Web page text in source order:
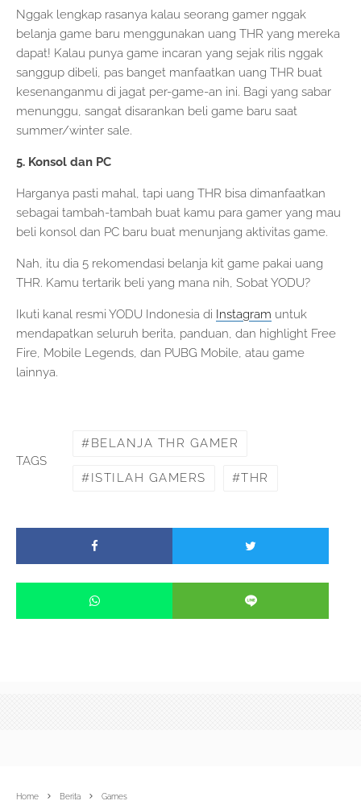
Nggak lengkap rasanya kalau seorang gamer nggak
belanja game baru menggunakan uang THR yang mereka
dapat! Kalau punya game incaran yang sejak rilis nggak
sanggup dibeli, pas banget manfaatkan uang THR buat
kesenanganmu di jagat per-game-an ini. Bagi yang sabar
menunggu, sangat disarankan beli game baru saat
summer/winter sale.
5. Konsol dan PC
Harganya pasti mahal, tapi uang THR bisa dimanfaatkan
sebagai tambah-tambah buat kamu para gamer yang mau
beli konsol dan PC baru buat menunjang aktivitas game.
Nah, itu dia 5 rekomendasi belanja kit game pakai uang
THR. Kamu tertarik beli yang mana nih, Sobat YODU?
Ikuti kanal resmi YODU Indonesia di Instagram untuk
mendapatkan seluruh berita, panduan, dan highlight Free
Fire, Mobile Legends, dan PUBG Mobile, atau game
lainnya.
TAGS
BELANJA THR GAMER
ISTILAH GAMERS THR
Home Berita Games